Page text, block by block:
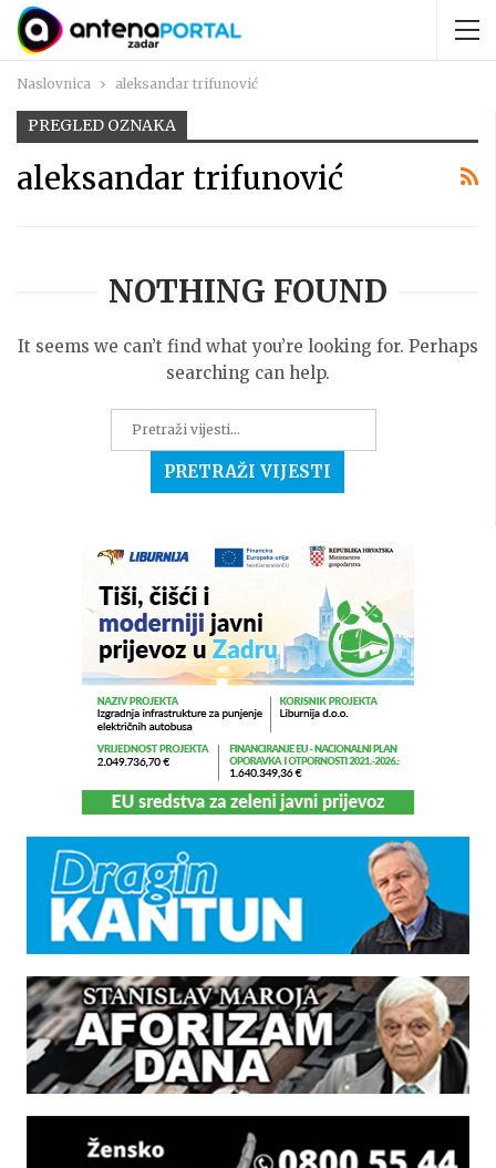
Naslovnica aleksandar trifunović
PREGLED OZNAKA
aleksandar trifunović
NOTHING FOUND
It seems we can’t find what you’re looking for. Perhaps
searching can help.